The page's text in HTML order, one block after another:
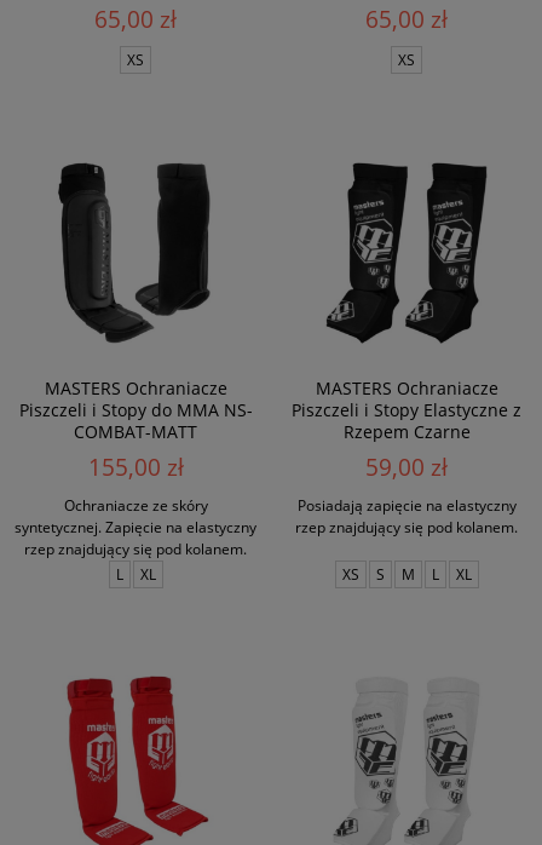
65,00 zł
XS
65,00 zł
XS
MASTERS Ochraniacze
Piszczeli i Stopy do MMA NS-
COMBAT-MATT
155,00 zł
Ochraniacze ze skóry
syntetycznej. Zapięcie na elastyczny
rzep znajdujący się pod kolanem.
L
XL
MASTERS Ochraniacze
Piszczeli i Stopy Elastyczne z
Rzepem Czarne
59,00 zł
Posiadają zapięcie na elastyczny
rzep znajdujący się pod kolanem.
XS S M L XL